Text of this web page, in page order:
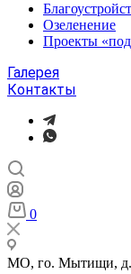
Озеленение
Проекты
Галерея
Контакты
0
МО, го. Мытищи, д.